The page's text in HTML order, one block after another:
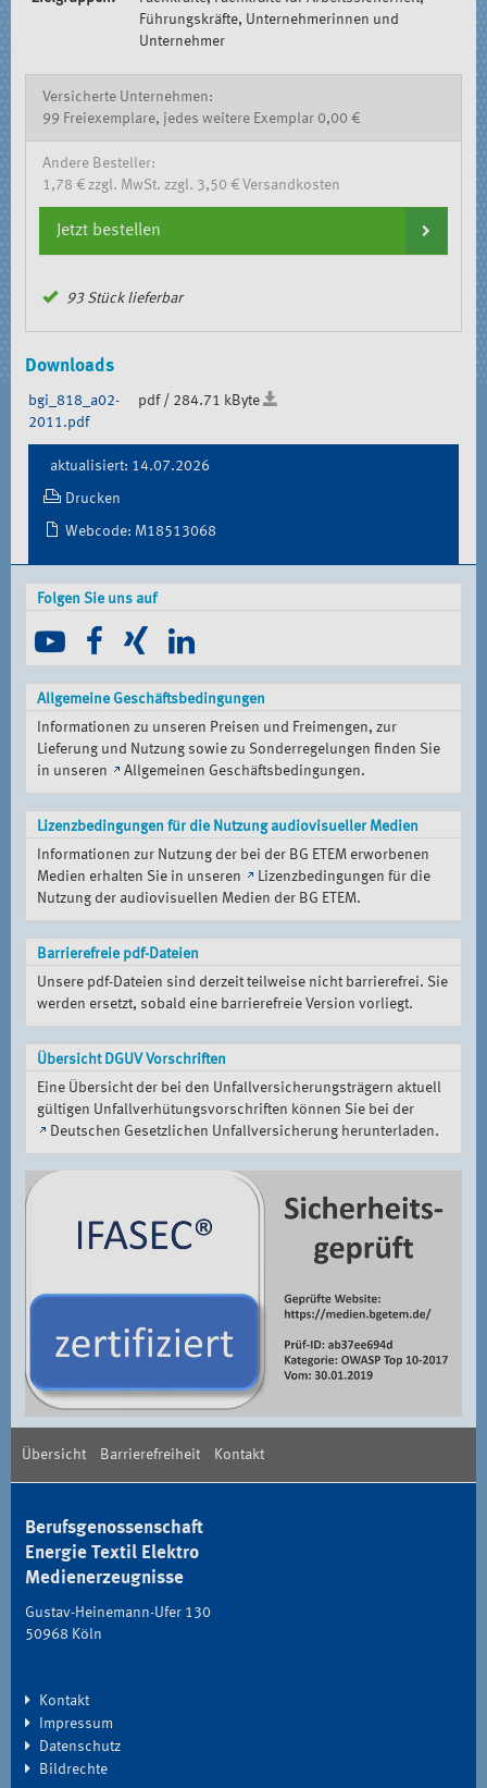
Führungskräfte, Unternehmerinnen und
Unternehmer
Versicherte Unternehmen:
99 Freiexemplare, jedes weitere Exemplar 0,00 €
Andere Besteller:
1,78 € zzgl. MwSt. zzgl. 3,50 € Versandkosten
Jetzt bestellen
93Stück lieferbar
Downloads
bgi_818_a02-
2011.pdf
pdf / 284.71 kByte
Document
aktualisiert: 14.07.2026
Drucken
Webcode: M18513068
Folgen Sie uns auf
Allgemeine Geschäftsbedingungen
Informationen zu unseren Preisen und Freimengen, zur
Lieferung und Nutzung sowie zu Sonderregelungen finden Sie
in unseren
Allgemeinen Geschäftsbedingungen.
Lizenzbedingungen für die Nutzung audiovisueller Medien
Informationen zur Nutzung der bei der BG ETEM erworbenen
Medien erhalten Sie in unseren
Lizenzbedingungen für die
Nutzung der audiovisuellen Medien der BG ETEM.
Barrierefreie pdf-Dateien
Unsere pdf-Dateien sind derzeit teilweise nicht barrierefrei. Sie
werden ersetzt, sobald eine barrierefreie Version vorliegt.
Übersicht DGUV Vorschriften
Eine Übersicht der bei den Unfallversicherungsträgern aktuell
gültigen Unfallverhütungsvorschriften können Sie bei der
Deutschen Gesetzlichen Unfallversicherung herunterladen.
Übersicht Barrierefreiheit Kontakt
Berufsgenossenschaft
Energie Textil Elektro
Medienerzeugnisse
Gustav-Heinemann-Ufer 130
50968 Köln
Kontakt
Impressum
Datenschutz
Bildrechte